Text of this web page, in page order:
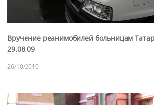
Вручение реанимобилей больницам
29.08.09
26/10/2010